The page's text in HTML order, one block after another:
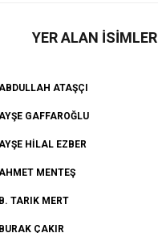
YER ALAN İSİMLER
ABDULLAH ATAŞÇI
AYŞE GAFFAROĞLU
AYŞE HİLAL EZBER
AHMET MENTEŞ
B. TARIK MERT
BURAK ÇAKIR